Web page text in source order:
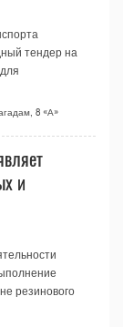
тендер на
8 «А»
и
резинового